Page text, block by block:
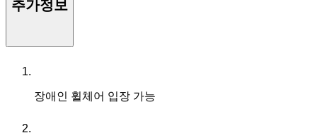
추가정보
장애인 휠체어 입장 가능